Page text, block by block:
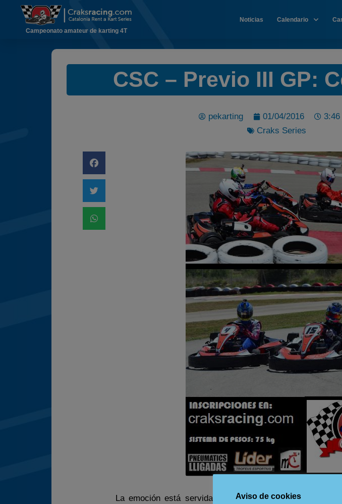
Campeonato amateur de karting 4T
Noticias Calendario
CSC – Previo III GP:
pekarting 01/04/2016
3:46
Craks Series
La emoción está servida en el 3r GP de la temporada
Aviso de cookies